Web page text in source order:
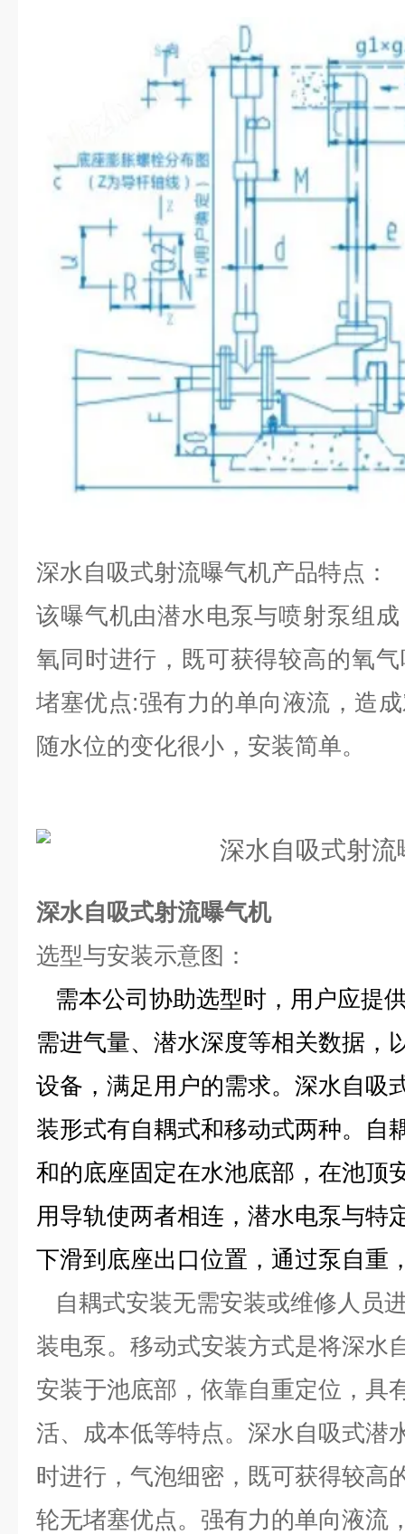
深水自吸式射流曝气机产品特点：
该曝气机由潜水电泵与喷射泵组
氧同时进行，既可获得较高的氧
堵塞优点:强有力的单向液流，造
随水位的变化很小，安装简单。
深水自吸式射流曝气机
选型与安装示意图 ：
需本公司协助选型时，用户应提
需进气量、潜水深度等相关数据，
设备，满足用户的需求。深水自吸
装形式有自耦式和移动式两种。自
和的底座固定在水池底部，在池顶
用导轨使两者相连，潜水电泵与特
下滑到底座出口位置，通过泵自重
自耦式安装无需安装或维修人员
装电泵。移动式安装方式是将深水
安装于池底部，依靠自重定位，具
活、成本低等特点。 深水自吸式潜
时进行，气泡细密，既可获得较高
轮无堵塞优点。强有力的单向液流